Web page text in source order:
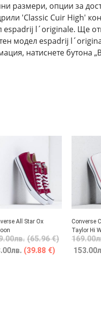
размери, опции за
'Classic Cuir High'
espadrij l´originale. Ще
модел espadrij
натиснете бутона
All Star Ox
лв. (65.96 €)
лв. (39.88 €)
Converse
Taylor Hi
169.00
153.00